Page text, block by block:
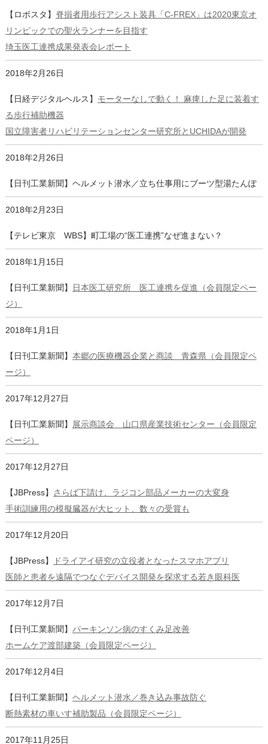
【ロボスタ】 脊損者用歩行アシスト装具「C-FREX」は2020東京オ
リンピックでの聖火ランナーを目指す
埼玉医工連携成果発表会レポート
2018年2月26日
【日経デジタルヘルス】 モーターなしで動く！ 麻痺した足に装着す
る歩行補助機器
国立障害者リハビリテーションセンター研究所とUCHIDAが開発
2018年2月26日
【日刊工業新聞】ヘルメット潜水／立ち仕事用にブーツ型湯たんぽ
2018年2月23日
【テレビ東京 WBS】町工場の“医工連携”なぜ進まない？
2018年1月15日
【日刊工業新聞】
日本医工研究所 医工連携を促進（会員限定ペー
ジ）
2018年1月1日
【日刊工業新聞】 本郷の医療機器企業と商談 青森県（会員限定ペ
ージ）
2017年12月27日
【日刊工業新聞】
展示商談会 山口県産業技術センター（会員限定
ページ）
2017年12月27日
【JBPress】
さらば下請け、ラジコン部品メーカーの大変身
手術訓練用の模擬臓器が大ヒット、数々の受賞も
2017年12月20日
【JBPress】
ドライアイ研究の立役者となったスマホアプリ
医師と患者を遠隔でつなぐデバイス開発を探求する若き眼科医
2017年12月7日
【日刊工業新聞】 パーキンソン病のすくみ足改善
ホームケア渡部建築（会員限定ページ）
2017年12月4日
【日刊工業新聞】 ヘルメット潜水／巻き込み事故防ぐ
断熱素材の車いす補助製品（会員限定ページ）
2017年11月25日